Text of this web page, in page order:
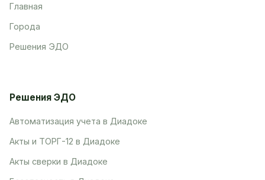
Главная
Города
Решения ЭДО
Решения ЭДО
Автоматизация учета в Диадоке
Акты и ТОРГ-12 в Диадоке
Акты сверки в Диадоке